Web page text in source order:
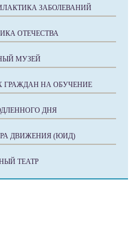
ЗАБОЛЕВАНИЙ
ОТЕЧЕСТВА
МУЗЕЙ
ГРАЖДАН НА ОБУЧЕНИЕ
ДНЯ
ДВИЖЕНИЯ (ЮИД)
ТЕАТР